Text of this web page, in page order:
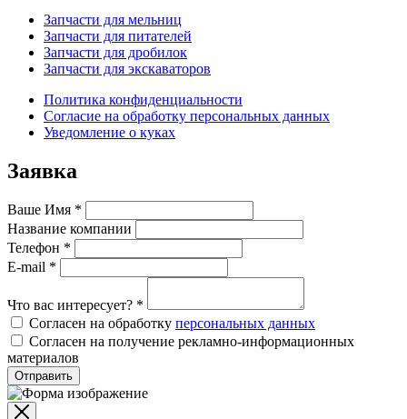
Запчасти для мельниц
Запчасти для питателей
Запчасти для дробилок
Запчасти для экскаваторов
Политика конфиденциальности
Согласие на обработку персональных данных
Уведомление о куках
Заявка
Ваше Имя *
Название компании
Телефон *
E-mail *
Что вас интересует? *
Согласен на обработку персональных данных
Согласен на получение рекламно-информационных
материалов
Отправить